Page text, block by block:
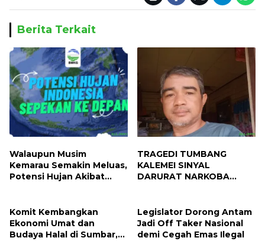
Berita Terkait
Walaupun Musim
Kemarau Semakin Meluas,
Potensi Hujan Akibat
2026
TRAGEDI TUMBANG
KALEMEI SINYAL
DARURAT NARKOBA
Komit Kembangkan
Ekonomi Umat dan
Budaya Halal di Sumbar,
Legislator Dorong Antam
Jadi Off Taker Nasional
demi Cegah Emas Ilegal